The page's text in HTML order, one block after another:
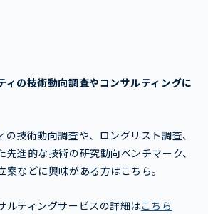
ィ の技術動向調査やコンサルティングに
技術動向調査や、ロングリスト調査、
進的な技術の研究動向ベンチマーク、
などに興味がある方はこちら。
ルティングサービスの詳細はこちら